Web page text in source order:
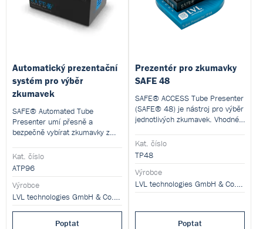
Automatický prezentační
systém pro výběr
zkumavek
SAFE® Automated Tube
Presenter umí přesně a
bezpečně vybírat zkumavky z
96 nezávisle řízených aktuátorů.
Integrovaný čteč kódů,
automatické sledování vzorků a
intuitivní software pro efektivní
správu picklistů.
Kat. číslo
ATP96
Výrobce
LVL technologies GmbH & Co.KG
Poptat
Prezentér pro zkumavky
SAFE 48
SAFE® ACCESS Tube Presenter
(SAFE® 48) je nástroj pro výběr
jednotlivých zkumavek. Vhodné
48 XT.
Kat. číslo
TP48
Výrobce
LVL technologies GmbH & Co.KG
Poptat